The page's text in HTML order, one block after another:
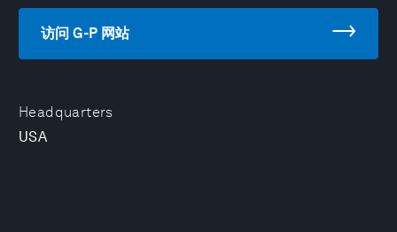
Headquarters
USA
访问 G-P 网站